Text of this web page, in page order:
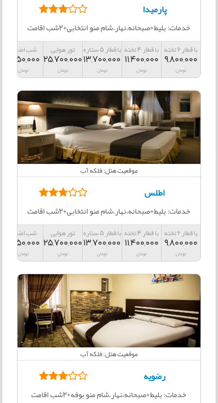
پارمیدا
خدمات: بلیط+صبحانه،نهار،شام منو انتخابی+2شب اقامت
با قطار 6 تخته
9,800,000
تومان
با قطار 4 تخته
11,400,000
تومان
با قطار 5 ستاره
13,700,000
تومان
تور هوایی
25,700,000
تومان
شب اضافه
3,150,000
تومان
موقعیت هتل: فلکه آب
اطلس
خدمات: بلیط+صبحانه،نهار،شام منو انتخابی+2شب اقامت
با قطار 6 تخته
9,800,000
تومان
با قطار 4 تخته
11,400,000
تومان
با قطار 5 ستاره
13,700,000
تومان
تور هوایی
25,700,000
تومان
شب اضافه
3,150,000
تومان
موقعیت هتل: فلکه آب
رضویه
خدمات: بلیط+صبحانه،نهار،شام منو بوفه+2شب اقامت